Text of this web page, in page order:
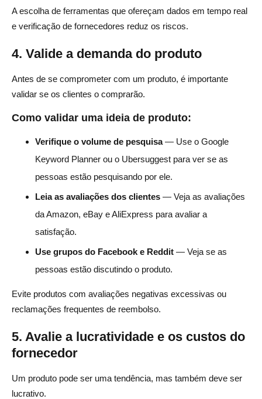
A escolha de ferramentas que ofereçam dados em tempo real
e verificação de fornecedores reduz os riscos.
4. Valide a demanda do produto
Antes de se comprometer com um produto, é importante
validar se os clientes o comprarão.
Como validar uma ideia de produto:
Verifique o volume de pesquisa— Use o Google
Keyword Planner ou o Ubersuggest para ver se as
pessoas estão pesquisando por ele.
Leia as avaliações dos clientes — Veja as avaliações
da Amazon, eBay e AliExpress para avaliar a
satisfação.
Use grupos do Facebook e Reddit — Veja se as
pessoas estão discutindo o produto.
Evite produtos com avaliações negativas excessivas ou
reclamações frequentes de reembolso.
5. Avalie a lucratividade e os custos do
fornecedor
Um produto pode ser uma tendência, mas também deve ser
lucrativo.